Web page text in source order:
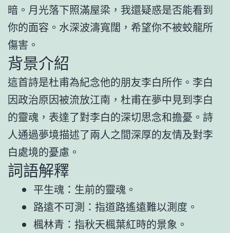
暗。月光落下照滿屋梁，我還疑惑是否能看到
你的面容。水深波濤寬闊，希望你不被蛟龍所
傷害。
背景介紹
這首詩是杜甫為紀念他的朋友李白所作。李白
因政治原因被流放江南，杜甫在夢中見到李白
的靈魂，表達了對李白的深切思念和擔憂。詩
人通過夢境描述了兩人之間深厚的友情及對李
白處境的憂慮。
詞語解釋
平生魂：生前的靈魂。
路遠不可測：指道路遙遠難以測度。
楓林青：指秋天楓葉紅時的景象。